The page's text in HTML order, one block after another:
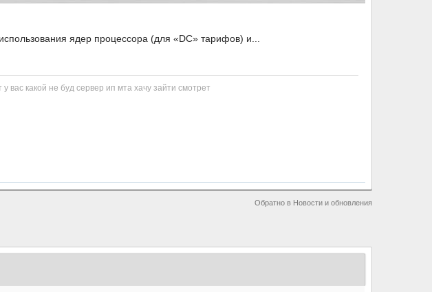
ядер процессора (для «DC» тарифов) и...
какой не буд сервер ип мта хачу зайти смотрет
Обратно в Новости и обновления